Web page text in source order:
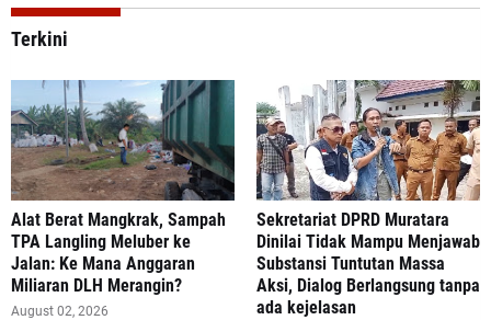
Terkini
Alat Berat Mangkrak, Sampah
TPA Langling Meluber ke
Jalan: Ke Mana Anggaran
Miliaran DLH Merangin?
August 02, 2026
Sekretariat DPRD Muratara
Dinilai Tidak Mampu Menjawab
Substansi Tuntutan Massa
Aksi, Dialog Berlangsung tanpa
ada kejelasan